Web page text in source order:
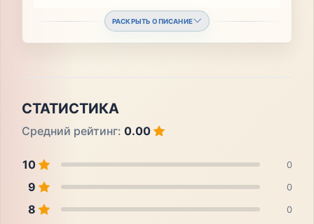
РАСКРЫТЬ ОПИСАНИЕ
СТАТИСТИКА
Средний рейтинг: 0.00
10 0
9 0
8 0